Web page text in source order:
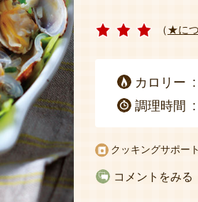
（★に
カロリー
調理時間
クッキングサポー
コメントをみる